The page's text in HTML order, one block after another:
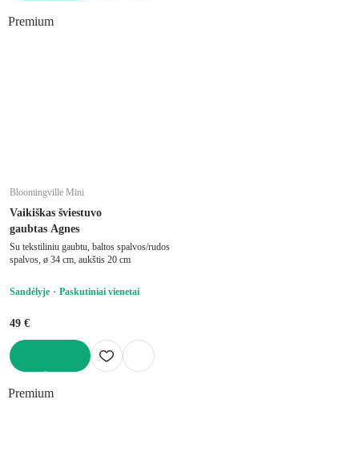
Premium
Bloomingville Mini
Vaikiškas šviestuvo
gaubtas Agnes
Su tekstiliniu gaubtu, baltos spalvos/rudos
spalvos, ø 34 cm, aukštis 20 cm
Sandėlyje Paskutiniai vienetai
49 €
Premium